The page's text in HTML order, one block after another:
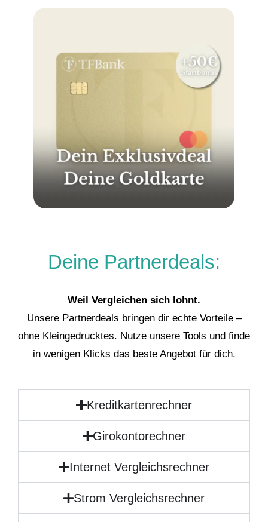
Deine Partnerdeals:
Weil Vergleichen sich lohnt.
Unsere Partnerdeals bringen dir echte Vorteile –
ohne Kleingedrucktes. Nutze unsere Tools und finde
in wenigen Klicks das beste Angebot für dich.
Kreditkartenrechner
Girokontorechner
Internet Vergleichsrechner
Strom Vergleichsrechner